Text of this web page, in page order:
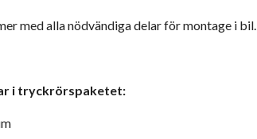
med alla nödvändiga delar för montage i bil.
i tryckrörspaketet: